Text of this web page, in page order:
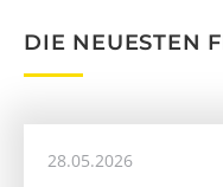
DIE NEUESTEN
28.05.2026